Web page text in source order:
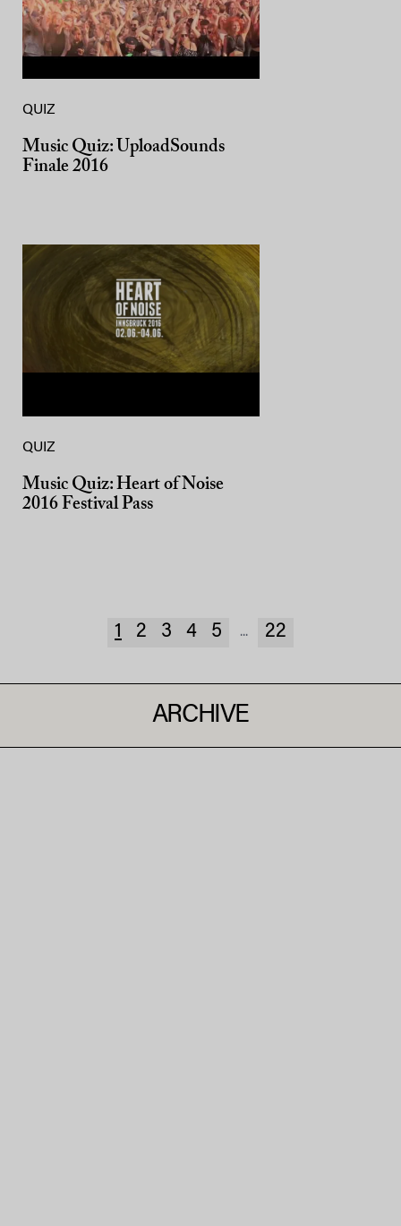
QUIZ
Music Quiz: UploadSounds
Finale 2016
QUIZ
Music Quiz: Heart of Noise
2016 Festival Pass
1 2 3 4 5 ... 22
ARCHIVE